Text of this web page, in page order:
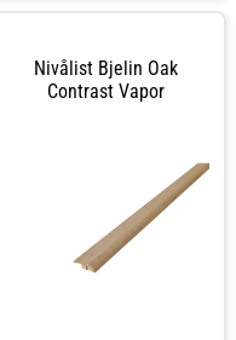
Nivålist Bjelin Oak
Contrast Vapor